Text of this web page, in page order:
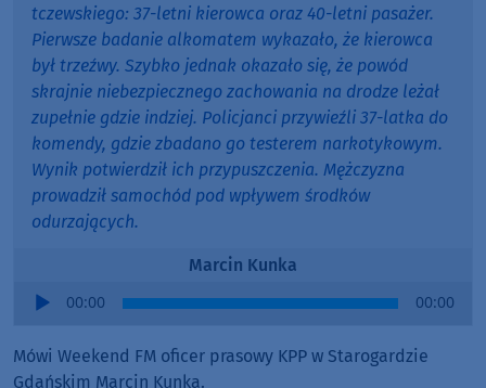
tczewskiego: 37-letni kierowca oraz 40-letni pasażer.
Pierwsze badanie alkomatem wykazało, że kierowca
był trzeźwy. Szybko jednak okazało się, że powód
skrajnie niebezpiecznego zachowania na drodze leżał
zupełnie gdzie indziej. Policjanci przywieźli 37-latka do
komendy, gdzie zbadano go testerem narkotykowym.
Wynik potwierdził ich przypuszczenia. Mężczyzna
prowadził samochód pod wpływem środków
odurzających.
Marcin Kunka
Audio
00:00 00:00
Mówi Weekend FM oficer prasowy KPP w Starogardzie
Gdańskim Marcin Kunka.